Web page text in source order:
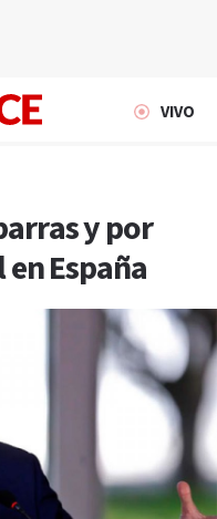
VIVO
y por
España